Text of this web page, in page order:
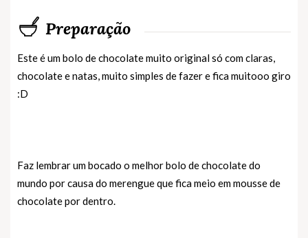
Preparação
Este é um bolo de chocolate muito original só com claras,
chocolate e natas, muito simples de fazer e fica muitooo giro
:D
Faz lembrar um bocado o melhor bolo de chocolate do
mundo por causa do merengue que fica meio em mousse de
chocolate por dentro.